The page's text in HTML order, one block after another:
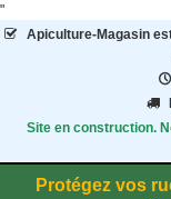
"
Apiculture-Magasin
Site en construction.
Protégez vos